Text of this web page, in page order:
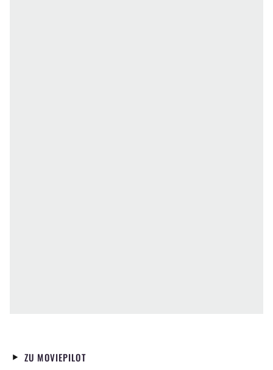
ZU MOVIEPILOT